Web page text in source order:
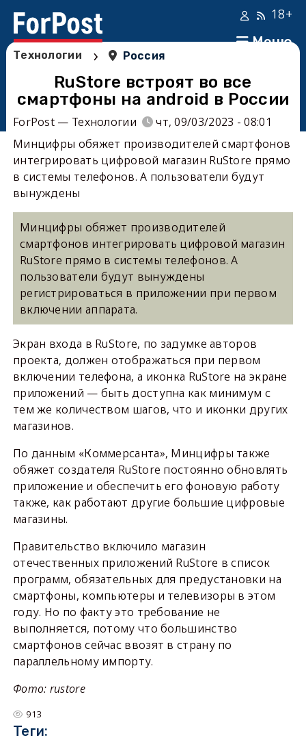
Меню
18+
Технологии › Россия
RuStore встроят во все
смартфоны на android в России
ForPost — Технологии
чт, 09/03/2023 - 08:01
Минцифры обяжет производителей смартфонов
интегрировать цифровой магазин RuStore прямо
в системы телефонов. А пользователи будут
вынуждены
Минцифры обяжет производителей
смартфонов интегрировать цифровой магазин
RuStore прямо в системы телефонов. А
пользователи будут вынуждены
регистрироваться в приложении при первом
включении аппарата.
Экран входа в RuStore, по задумке авторов
проекта, должен отображаться при первом
включении телефона, а иконка RuStore на экране
приложений — быть доступна как минимум с
тем же количеством шагов, что и иконки других
магазинов.
По данным «Коммерсанта», Минцифры также
обяжет создателя RuStore постоянно обновлять
приложение и обеспечить его фоновую работу
также, как работают другие большие цифровые
магазины.
Правительство включило магазин
отечественных приложений RuStore в список
программ, обязательных для предустановки на
смартфоны, компьютеры и телевизоры в этом
году. Но по факту это требование не
выполняется, потому что большинство
смартфонов сейчас ввозят в страну по
параллельному импорту.
Фото: rustore
913
Теги: